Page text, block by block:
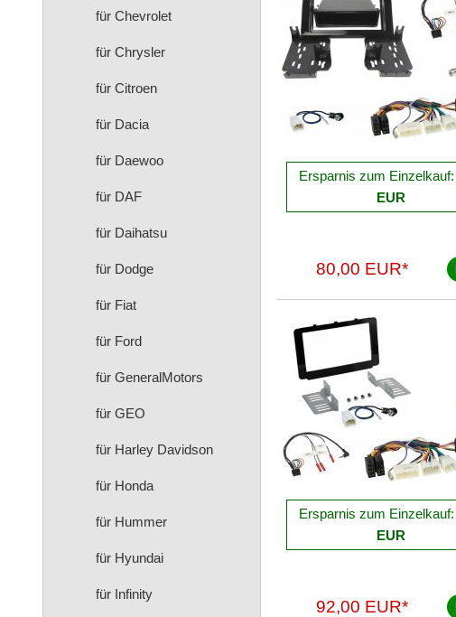
für Chevrolet
für Chrysler
für Citroen
für Dacia
für Daewoo
für DAF
für Daihatsu
für Dodge
für Fiat
für Ford
für GeneralMotors
für GEO
für Harley Davidson
für Honda
für Hummer
für Hyundai
für Infinity
Ersparnis zum Einzelkauf:
EUR
80,00 EUR*
Ersparnis zum Einzelkauf:
EUR
92,00 EUR*